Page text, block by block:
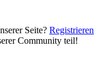
Seite? Registrieren
Community teil!